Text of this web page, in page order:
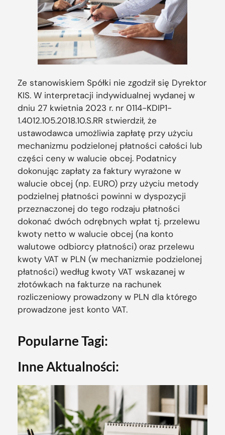
Ze stanowiskiem Spółki nie zgodził się Dyrektor
KIS. W interpretacji indywidualnej wydanej w
dniu 27 kwietnia 2023 r. nr 0114-KDIP1-
1.4012.105.2018.10.S.RR stwierdził, że
ustawodawca umożliwia zapłatę przy użyciu
mechanizmu podzielonej płatności całości lub
części ceny w walucie obcej. Podatnicy
dokonując zapłaty za faktury wyrażone w
walucie obcej (np. EURO) przy użyciu metody
podzielnej płatności powinni w dyspozycji
przeznaczonej do tego rodzaju płatności
dokonać dwóch odrębnych wpłat tj. przelewu
kwoty netto w walucie obcej (na konto
walutowe odbiorcy płatności) oraz przelewu
kwoty VAT w PLN (w mechanizmie podzielonej
płatności) według kwoty VAT wskazanej w
złotówkach na fakturze na rachunek
rozliczeniowy prowadzony w PLN dla którego
prowadzone jest konto VAT.
Popularne Tagi:
Inne Aktualności: